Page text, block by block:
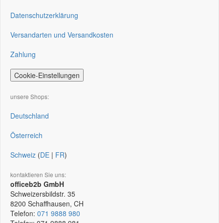
Datenschutzerklärung
Versandarten und Versandkosten
Zahlung
Cookie-Einstellungen
unsere Shops:
Deutschland
Österreich
Schweiz (DE | FR)
kontaktieren Sie uns:
officeb2b GmbH
Schweizersbildstr. 35
8200 Schaffhausen, CH
Telefon: 071 9888 980